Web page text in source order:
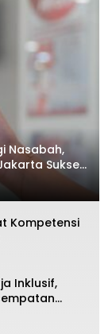
Nasabah,
Sukses
2026
Kompetensi
Inklusif,